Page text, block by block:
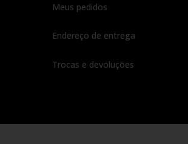
Meus pedidos
Endereço de entrega
Trocas e devoluções